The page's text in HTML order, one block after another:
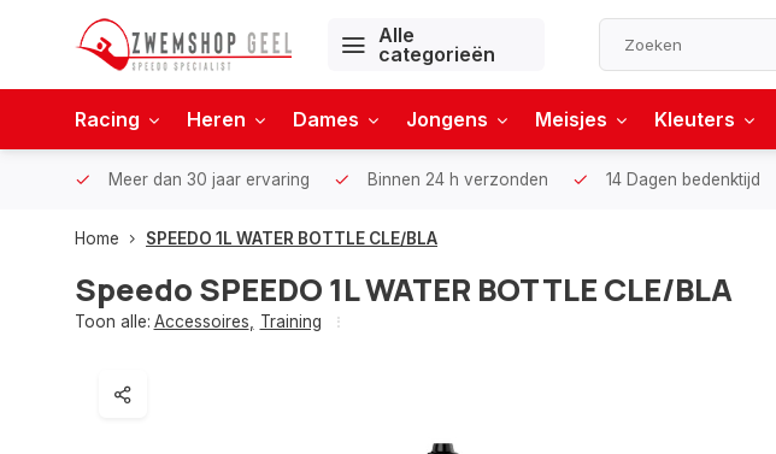
Alle
categorieën
Racing Heren Dames Jongens Meisjes Kleuters
Meer dan 30 jaar ervaring Binnen 24 h verzonden 14 Dagen bedenktijd
Home SPEEDO 1L WATER BOTTLE CLE/BLA
Speedo SPEEDO 1L WATER BOTTLE CLE/BLA
Toon alle: Accessoires Training